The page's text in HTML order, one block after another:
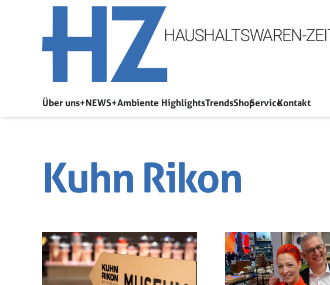
Über uns+NEWS+Ambiente HighlightsTrendsShopServiceKontakt
Kuhn Rikon